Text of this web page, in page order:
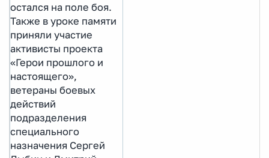
остался на поле боя.
Также в уроке памяти
приняли участие
активисты проекта
«Герои прошлого и
настоящего»,
ветераны боевых
действий
подразделения
специального
назначения Сергей